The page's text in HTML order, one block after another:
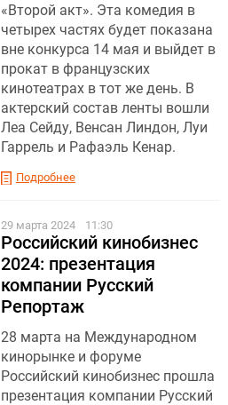
«Второй акт». Эта комедия в
четырех частях будет показана
вне конкурса 14 мая и выйдет в
прокат в французских
кинотеатрах в тот же день. В
актерский состав ленты вошли
Леа Сейду, Венсан Линдон, Луи
Гаррель и Рафаэль Кенар.
Подробнее
29 марта 2024 11:30
Российский кинобизнес
2024: презентация
компании Русский
Репортаж
28 марта на Международном
кинорынке и форуме
Российский кинобизнес прошла
презентация компании Русский